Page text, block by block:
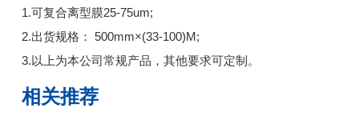
1.可复合离型膜25-75um;
2.出货规格： 500mm×(33-100)M;
3.以上为本公司常规产品，其他要求可定制。
相关推荐